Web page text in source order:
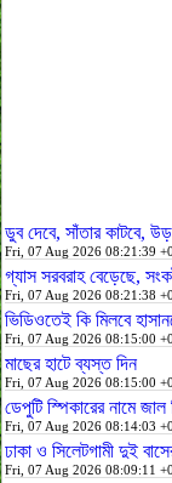
ডুব দেবে, সাঁতার কাটবে,
Fri, 07 Aug 2026 08:21:39
গ্যাস সরবরাহ বেড়েছে,
Fri, 07 Aug 2026 08:21:38
ভিডিওতেই কি মিলবে
Fri, 07 Aug 2026 08:15:00
মাছের হাটে ব্যস্ত দিন
Fri, 07 Aug 2026 08:15:00
ডেপুটি স্পিকারের নামে
Fri, 07 Aug 2026 08:14:03
ঢাকা ও সিলেটগামী দুই
Fri, 07 Aug 2026 08:09:11